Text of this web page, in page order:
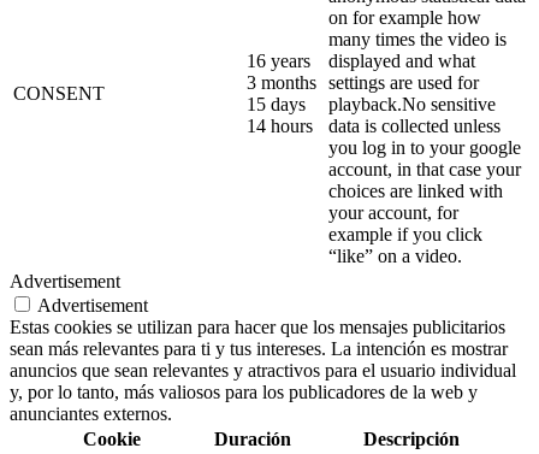
CONSENT
16 years
3 months
15 days
14 hours
on for example how
many times the video is
displayed and what
settings are used for
playback.No sensitive
data is collected unless
you log in to your google
account, in that case your
choices are linked with
your account, for
example if you click
“like” on a video.
Advertisement
Advertisement
Estas cookies se utilizan para hacer que los mensajes publicitarios
sean más relevantes para ti y tus intereses. La intención es mostrar
anuncios que sean relevantes y atractivos para el usuario individual
y, por lo tanto, más valiosos para los publicadores de la web y
anunciantes externos.
Cookie
Duración Descripción